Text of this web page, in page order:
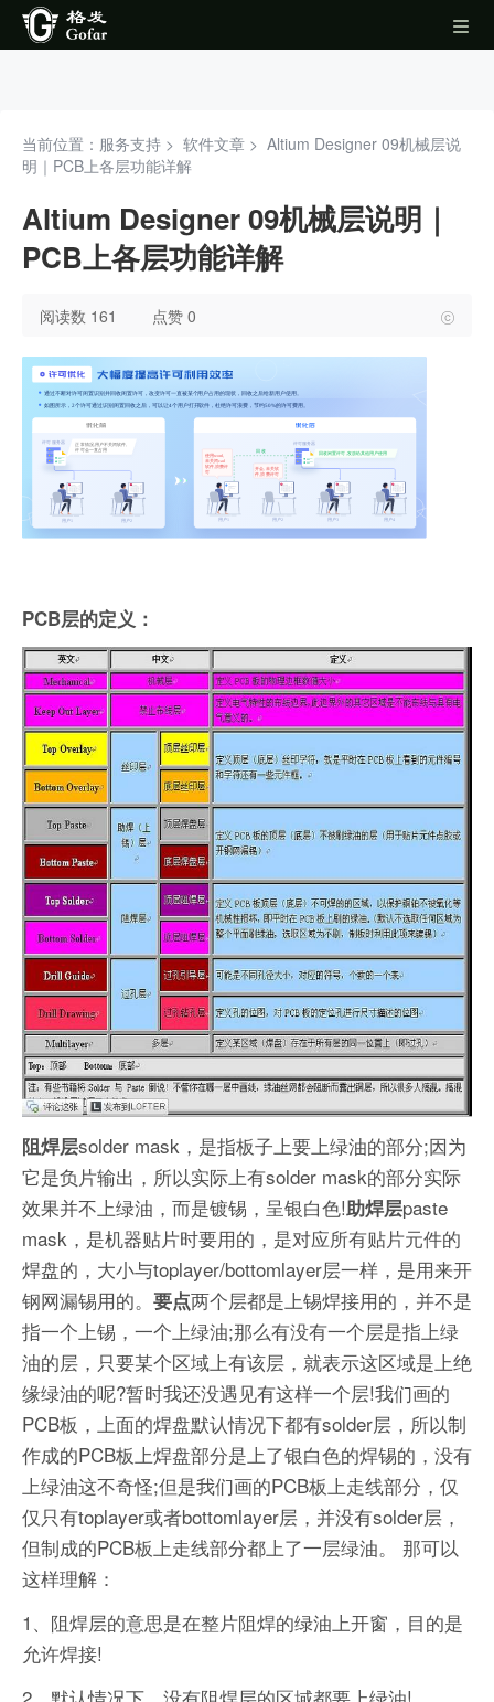
当前位置：服务支持 > 软件文章 > Altium Designer 09机械层说
明｜PCB上各层功能详解
Altium Designer 09机械层说明｜
PCB上各层功能详解
阅读数 161 点赞 0
PCB层的定义：
阻焊层solder mask，是指板子上要上绿油的部分;因为
它是负片输出，所以实际上有solder mask的部分实际
效果并不上绿油，而是镀锡，呈银白色!助焊层paste
mask，是机器贴片时要用的，是对应所有贴片元件的
焊盘的，大小与toplayer/bottomlayer层一样，是用来开
钢网漏锡用的。 要点两个层都是上锡焊接用的，并不是
指一个上锡，一个上绿油;那么有没有一个层是指上绿
油的层，只要某个区域上有该层，就表示这区域是上绝
缘绿油的呢?暂时我还没遇见有这样一个层!我们画的
PCB板，上面的焊盘默认情况下都有solder层，所以制
作成的PCB板上焊盘部分是上了银白色的焊锡的，没有
上绿油这不奇怪;但是我们画的PCB板上走线部分，仅
仅只有toplayer或者bottomlayer层，并没有solder层，
但制成的PCB板上走线部分都上了一层绿油。 那可以
这样理解：
1、阻焊层的意思是在整片阻焊的绿油上开窗，目的是
允许焊接!